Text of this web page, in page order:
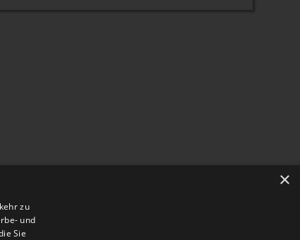
×
zu
und
Sie